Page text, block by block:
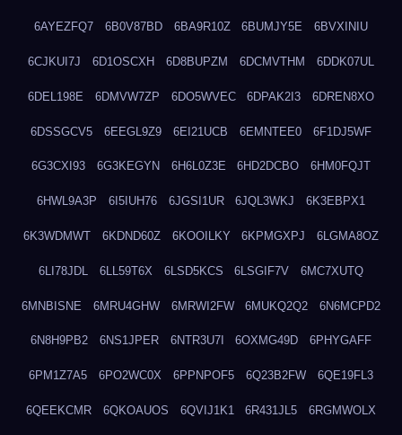
6AYEZFQ7 6B0V87BD 6BA9R10Z 6BUMJY5E 6BVXINIU
6CJKUI7J 6D1OSCXH 6D8BUPZM 6DCMVTHM 6DDK07UL
6DEL198E 6DMVW7ZP 6DO5WVEC 6DPAK2I3 6DREN8XO
6DSSGCV5 6EEGL9Z9 6EI21UCB 6EMNTEE0 6F1DJ5WF
6G3CXI93 6G3KEGYN 6H6L0Z3E 6HD2DCBO 6HM0FQJT
6HWL9A3P 6I5IUH76 6JGSI1UR 6JQL3WKJ 6K3EBPX1
6K3WDMWT 6KDND60Z 6KOOILKY 6KPMGXPJ 6LGMA8OZ
6LI78JDL 6LL59T6X 6LSD5KCS 6LSGIF7V 6MC7XUTQ
6MNBISNE 6MRU4GHW 6MRWI2FW 6MUKQ2Q2 6N6MCPD2
6N8H9PB2 6NS1JPER 6NTR3U7I 6OXMG49D 6PHYGAFF
6PM1Z7A5 6PO2WC0X 6PPNPOF5 6Q23B2FW 6QE19FL3
6QEEKCMR 6QKOAUOS 6QVIJ1K1 6R431JL5 6RGMWOLX